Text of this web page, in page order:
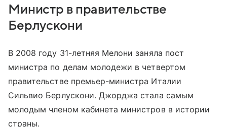
Министр в правительстве
Берлускони
В 2008 году 31-летняя Мелони заняла пост
министра по делам молодежи в четвертом
правительстве премьер-министра Италии
Сильвио Берлускони. Джорджа стала самым
молодым членом кабинета министров в истории
страны.